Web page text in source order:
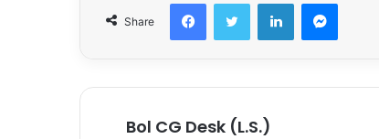
Share
Bol CG Desk (L.S.)